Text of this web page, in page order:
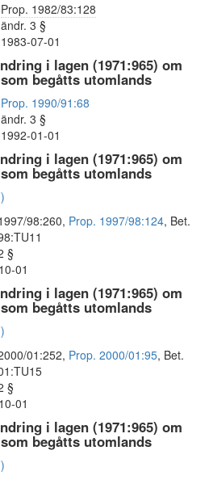
Prop. 1982/83:128
ändr. 3 §
1983-07-01
i lagen (1971:965) om
begåtts utomlands
Prop. 1990/91:68
ändr. 3 §
1992-01-01
i lagen (1971:965) om
begåtts utomlands
98:260, Prop. 1997/98:124, Bet.
§
01
i lagen (1971:965) om
begåtts utomlands
01:252, Prop. 2000/01:95, Bet.
§
01
i lagen (1971:965) om
begåtts utomlands